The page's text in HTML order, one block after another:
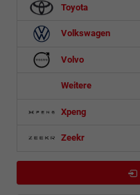
Toyota
Volkswagen
Volvo
Weitere
Xpeng
Zeekr